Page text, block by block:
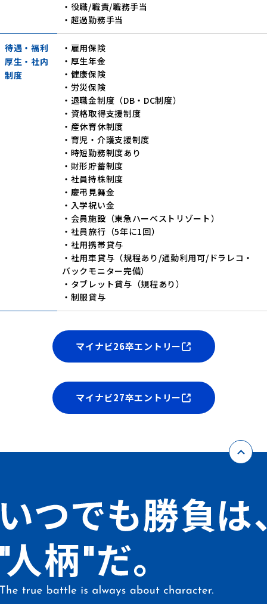
・役職/職責/職務手当
・超過勤務手当
待遇・福利
厚生・社内
制度
・雇用保険
・厚生年金
・健康保険
・労災保険
・退職金制度（DB・DC制度）
・資格取得支援制度
・産休育休制度
・育児・介護支援制度
・時短勤務制度あり
・財形貯蓄制度
・社員持株制度
・慶弔見舞金
・入学祝い金
・会員施設（東急ハーベストリゾート）
・社員旅行（5年に1回）
・社用携帯貸与
・社用車貸与（規程あり/通勤利用可/ドラレコ・
バックモニター完備）
・タブレット貸与（規程あり）
・制服貸与
マイナビ26卒エントリー
マイナビ27卒エントリー